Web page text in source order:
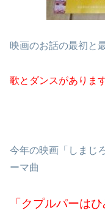
映画のお話の最初と
歌とダンスがあります
今年の映画「しまじ
ーマ曲
「クプルパーは